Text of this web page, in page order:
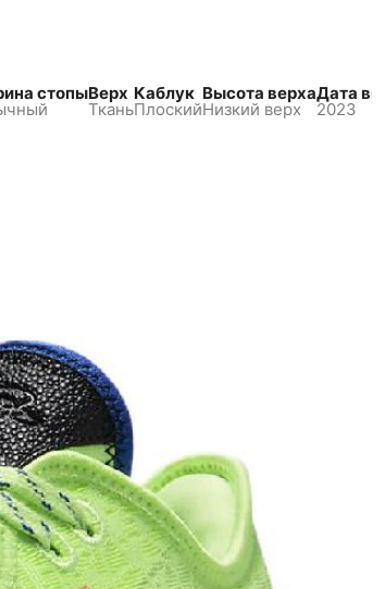
стопыВерх
Ткань
Каблук
Плоский
Высота верха
Низкий верх
Дата
2023